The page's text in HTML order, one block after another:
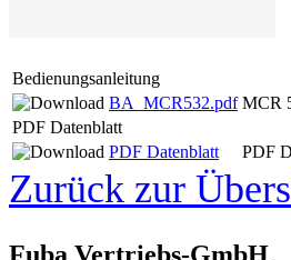
Bedienungsanleitung
BA_MCR532.pdf MCR
PDF Datenblatt
PDF Datenblatt
PDF
Zurück zur
Fuba Vertriebs-GmbH